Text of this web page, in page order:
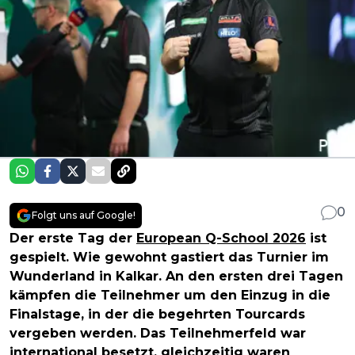
Folgt uns auf Google!
0
Der erste Tag der European Q-School 2026 ist
gespielt. Wie gewohnt gastiert das Turnier im
Wunderland in Kalkar. An den ersten drei Tagen
kämpfen die Teilnehmer um den Einzug in die
Finalstage, in der die begehrten Tourcards
vergeben werden. Das Teilnehmerfeld war